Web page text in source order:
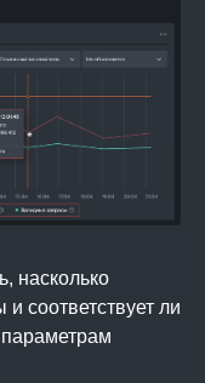
насколько
соответствует ли